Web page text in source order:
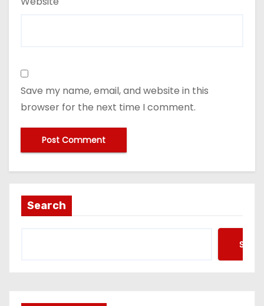
Save my name, email, and website in this
browser for the next time I comment.
Search